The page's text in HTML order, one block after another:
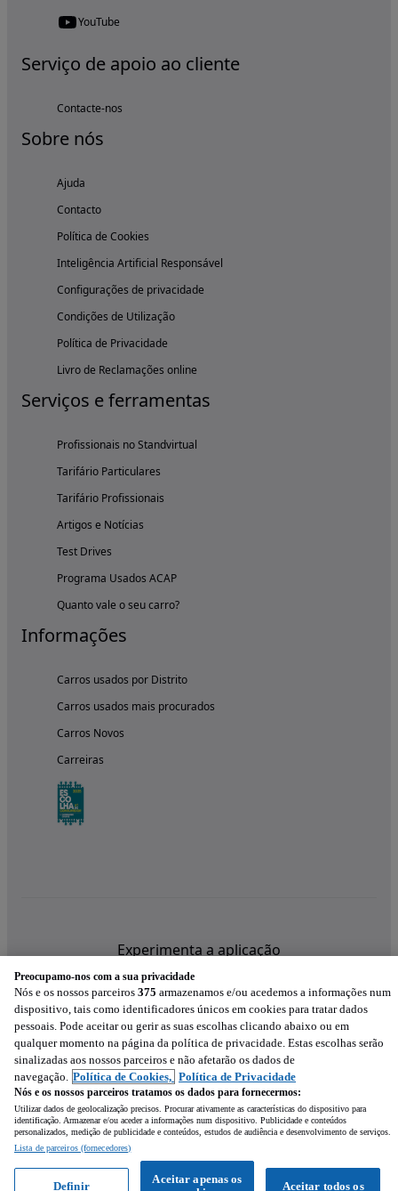
YouTube
Serviço de apoio ao cliente
Contacte-nos
Sobre nós
Ajuda
Contacto
Política de Cookies
Inteligência Artificial Responsável
Configurações de privacidade
Condições de Utilização
Política de Privacidade
Livro de Reclamações online
Serviços e ferramentas
Profissionais no Standvirtual
Tarifário Particulares
Tarifário Profissionais
Artigos e Notícias
Test Drives
Programa Usados ACAP
Quanto vale o seu carro?
Informações
Carros usados por Distrito
Carros usados mais procurados
Carros Novos
Carreiras
Experimenta a aplicação
Preocupamo-nos com a sua privacidade
Nós e os nossos parceiros 375 armazenamos e/ou acedemos a informações num
dispositivo, tais como identificadores únicos em cookies para tratar dados
pessoais. Pode aceitar ou gerir as suas escolhas clicando abaixo ou em
qualquer momento na página da política de privacidade. Estas escolhas serão
sinalizadas aos nossos parceiros e não afetarão os dados de
navegação. Política de Cookies, Política de Privacidade
Nós e os nossos parceiros tratamos os dados para fornecermos:
Utilizar dados de geolocalização precisos. Procurar ativamente as características do dispositivo para
identificação. Armazenar e/ou aceder a informações num dispositivo. Publicidade e conteúdos
personalizados, medição de publicidade e conteúdos, estudos de audiência e desenvolvimento de serviços.
Lista de parceiros (fornecedores)
Aceitar todos os
Aceitar apenas os
Definir